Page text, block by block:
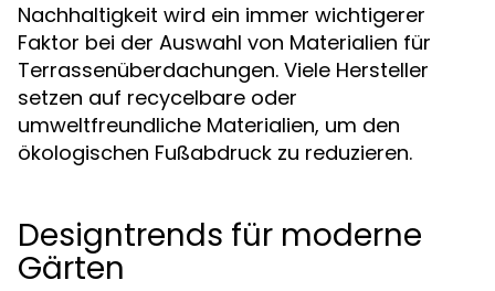
Nachhaltigkeit wird ein immer wichtigerer
Faktor bei der Auswahl von Materialien für
Terrassenüberdachungen. Viele Hersteller
setzen auf recycelbare oder
umweltfreundliche Materialien, um den
ökologischen Fußabdruck zu reduzieren.
Designtrends für moderne
Gärten